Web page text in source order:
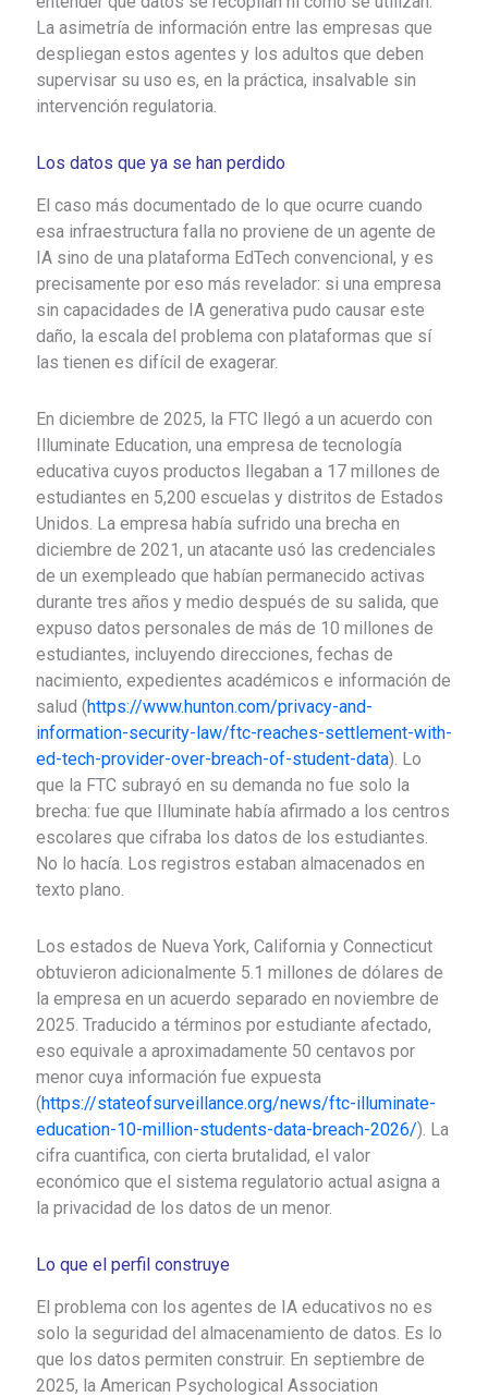
La asimetría de información entre las empresas que
despliegan estos agentes y los adultos que deben
supervisar su uso es, en la práctica, insalvable sin
intervención regulatoria.
Los datos que ya se han perdido
El caso más documentado de lo que ocurre cuando
esa infraestructura falla no proviene de un agente de
IA sino de una plataforma EdTech convencional, y es
precisamente por eso más revelador: si una empresa
sin capacidades de IA generativa pudo causar este
daño, la escala del problema con plataformas que sí
las tienen es difícil de exagerar.
En diciembre de 2025, la FTC llegó a un acuerdo con
Illuminate Education, una empresa de tecnología
educativa cuyos productos llegaban a 17 millones de
estudiantes en 5,200 escuelas y distritos de Estados
Unidos. La empresa había sufrido una brecha en
diciembre de 2021, un atacante usó las credenciales
de un exempleado que habían permanecido activas
durante tres años y medio después de su salida, que
expuso datos personales de más de 10 millones de
estudiantes, incluyendo direcciones, fechas de
nacimiento, expedientes académicos e información de
salud (https://www.hunton.com/privacy-and-
information-security-law/ftc-reaches-settlement-with-
ed-tech-provider-over-breach-of-student-data). Lo
que la FTC subrayó en su demanda no fue solo la
brecha: fue que Illuminate había afirmado a los centros
escolares que cifraba los datos de los estudiantes.
No lo hacía. Los registros estaban almacenados en
texto plano.
Los estados de Nueva York, California y Connecticut
obtuvieron adicionalmente 5.1 millones de dólares de
la empresa en un acuerdo separado en noviembre de
2025. Traducido a términos por estudiante afectado,
eso equivale a aproximadamente 50 centavos por
menor cuya información fue expuesta
(https://stateofsurveillance.org/news/ftc-illuminate-
education-10-million-students-data-breach-2026/). La
cifra cuantifica, con cierta brutalidad, el valor
económico que el sistema regulatorio actual asigna a
la privacidad de los datos de un menor.
Lo que el perfil construye
El problema con los agentes de IA educativos no es
solo la seguridad del almacenamiento de datos. Es lo
que los datos permiten construir. En septiembre de
2025, la American Psychological Association